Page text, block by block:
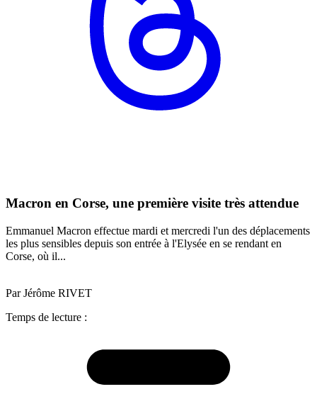
Macron en Corse, une première visite très attendue
Emmanuel Macron effectue mardi et mercredi l'un des déplacements
les plus sensibles depuis son entrée à l'Elysée en se rendant en
Corse, où il...
Par Jérôme RIVET
Temps de lecture :